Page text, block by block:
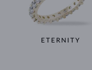
ETERNITY